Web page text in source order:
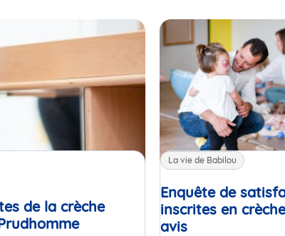
de la crèche
Événement
La vie de Babilou
Enquête de
inscrites en
avis